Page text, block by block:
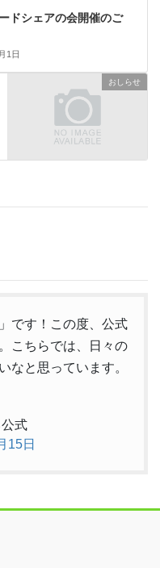
ドシェアの会開催のご
1日
おしらせ
です！この度、公式
こちらでは、日々の
なと思っています。
式
15日